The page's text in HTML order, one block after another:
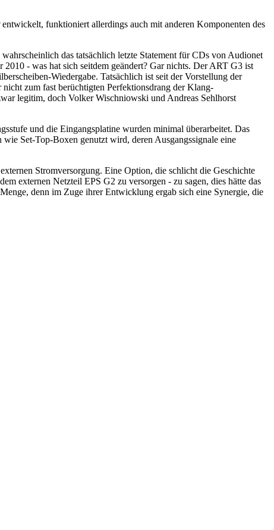
funktioniert allerdings auch mit anderen Komponenten des
das tatsächlich letzte Statement für CDs von Audionet
2010 - was hat sich seitdem geändert? Gar nichts. Der ART G3 ist
Wiedergabe. Tatsächlich ist seit der Vorstellung der
zum fast berüchtigten Perfektionsdrang der Klang-
legitim, doch Volker Wischniowski und Andreas Sehlhorst
und die Eingangsplatine wurden minimal überarbeitet. Das
Set-Top-Boxen genutzt wird, deren Ausgangssignale eine
Stromversorgung. Eine Option, die schlicht die Geschichte
externen Netzteil EPS G2 zu versorgen - zu sagen, dies hätte das
denn im Zuge ihrer Entwicklung ergab sich eine Synergie, die